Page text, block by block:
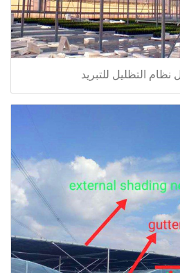
نظام التظليل للتبريد